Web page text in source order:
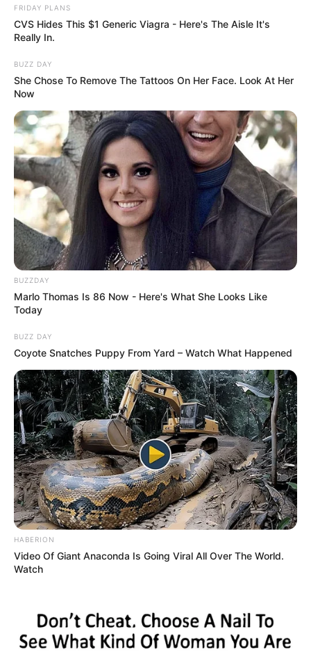
Posted
in
Friss hírek
Nagyszabású tervvel állt elő
Hegedűs Zsolt: ezekben a
városokban lesznek a
centrumkórházak. 👇𝐂𝐢𝐤𝐤 𝐚
𝐡𝐨𝐳𝐳𝐚́𝐬𝐳𝐨́𝐥𝐚́𝐬𝐨𝐤𝐧𝐚́𝐥!
bySzerző • May 17, 2026
Radikális egészségügyi átalakítás jöhet: ezekben a
FRIDAY PLANS
CVS Hides This $1 Generic Viagra - Here's The Aisle It's
Really In.
BUZZ DAY
She Chose To Remove The Tattoos On Her Face. Look At Her
Now
BUZZDAY
Marlo Thomas Is 86 Now - Here's What She Looks Like
Today
BUZZ DAY
Coyote Snatches Puppy From Yard – Watch What Happened
HABERION
Video Of Giant Anaconda Is Going Viral All Over The World.
Watch